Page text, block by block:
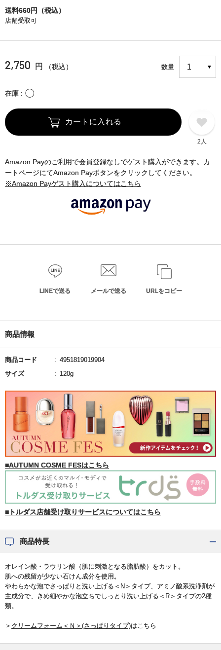
送料660円（税込）
店舗受取可
2,750 円 （税込） 数量
在庫 〇
カートに入れる
2人
Amazon Payのご利用で会員登録なしでゲスト購入ができます。カ
ートページにてAmazon Payボタンをクリックしてください。
※Amazon Payゲスト購入についてはこちら
LINEで送る メールで送る URLをコピー
商品情報
商品コード
4951819019904
サイズ
120g
■AUTUMN COSME FESはこちら
■トルダス店舗受け取りサービスについてはこちら
商品特長
オレイン酸・ラウリン酸（肌に刺激となる脂肪酸）をカット。
肌への残留が少ない石けん成分を使用。
やわらかな泡でさっぱりと洗い上げる＜N＞タイプ、アミノ酸系洗浄剤が
主成分で、きめ細やかな泡立ちでしっとり洗い上げる＜R＞タイプの2種
類。
＞ クリームフォーム＜Ｎ＞(さっぱりタイプ)はこちら